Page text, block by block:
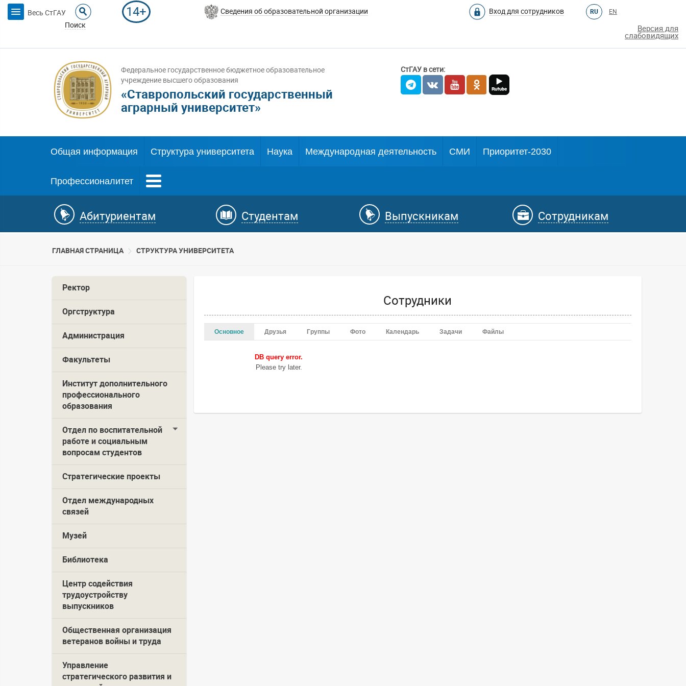
Весь СтГАУ
Поиск
14+ Сведения об образовательной организации Вход для сотрудников RU EN
Версия для
слабовидящих
Федеральное государственное бюджетное образовательное
учреждение высшего образования
«Ставропольский государственный
аграрный университет»
СтГАУ в сети:
Общая информация Структура университета Наука Международная деятельность СМИ Приоритет-2030
Профессионалитет
Абитуриентам Студентам Выпускникам Сотрудникам
ГЛАВНАЯ СТРАНИЦА CТРУКТУРА УНИВЕРСИТЕТА
Ректор
Оргструктура
Администрация
Факультеты
Институт дополнительного
профессионального
образования
Отдел по воспитательной
работе и социальным
вопросам студентов
Стратегические проекты
Отдел международных
связей
Музей
Библиотека
Центр содействия
трудоустройству
выпускников
Общественная организация
ветеранов войны и труда
Управление
стратегического развития и
Сотрудники
Основное Друзья Группы Фото Календарь Задачи Файлы
DB query error.
Please try later.